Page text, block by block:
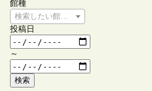
館種
検索したい館種を選択してください
投稿日
～
検索